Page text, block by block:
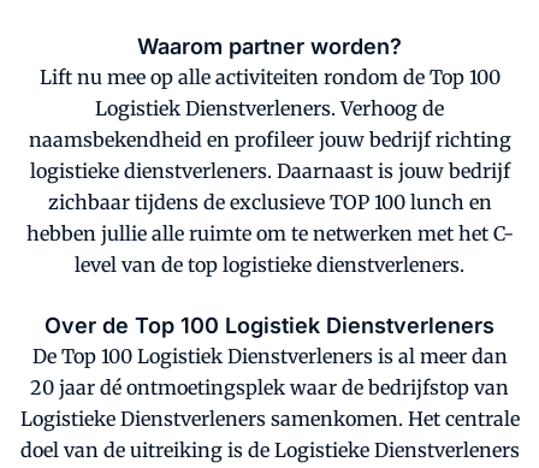
Waarom partner worden?
Lift nu mee op alle activiteiten rondom de Top 100
Logistiek Dienstverleners. Verhoog de
naamsbekendheid en profileer jouw bedrijf richting
logistieke dienstverleners. Daarnaast is jouw bedrijf
zichbaar tijdens de exclusieve TOP 100 lunch en
hebben jullie alle ruimte om te netwerken met het C-
level van de top logistieke dienstverleners.
Over de Top 100 Logistiek Dienstverleners
De Top 100 Logistiek Dienstverleners is al meer dan
20 jaar dé ontmoetingsplek waar de bedrijfstop van
Logistieke Dienstverleners samenkomen. Het centrale
doel van de uitreiking is de Logistieke Dienstverleners